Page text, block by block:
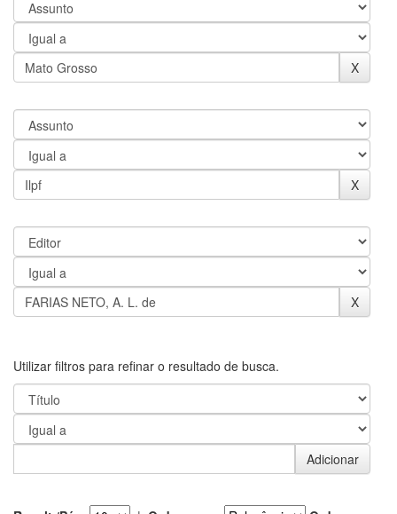
Utilizar filtros para refinar o resultado de busca.